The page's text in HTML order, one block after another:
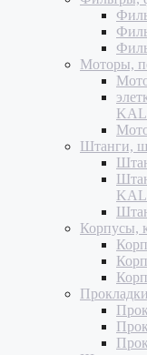
Моторы,
Штанги,
Корпусы,